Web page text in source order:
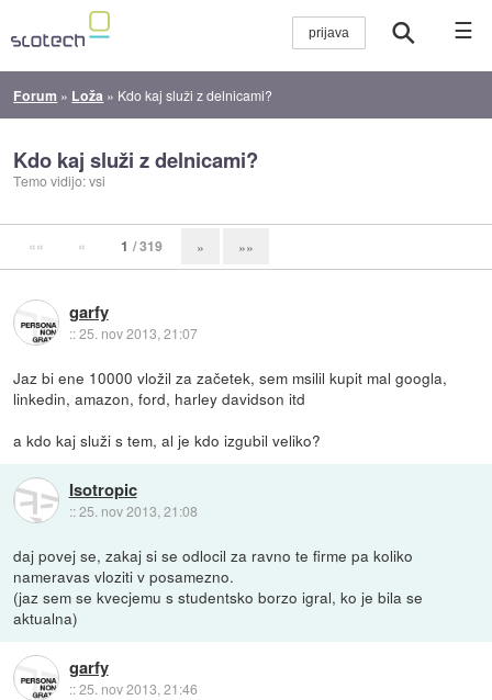
☰
Forum » Loža » Kdo kaj služi z delnicami?
Kdo kaj služi z delnicami?
Temo vidijo: vsi
«« « 1 / 319 » »»
garfy
::25. nov 2013, 21:07
Jaz bi ene 10000 vložil za začetek, sem msilil kupit mal googla,
linkedin, amazon, ford, harley davidson itd
a kdo kaj služi s tem, al je kdo izgubil veliko?
Isotropic
::25. nov 2013, 21:08
daj povej se, zakaj si se odlocil za ravno te firme pa koliko
nameravas vloziti v posamezno.
(jaz sem se kvecjemu s studentsko borzo igral, ko je bila se
aktualna)
garfy
::25. nov 2013, 21:46